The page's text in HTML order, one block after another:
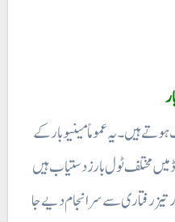
ہیں۔ یہ عموماً مینیو بار کے
مختلف ٹول بارز دستیاب ہیں
رفتاری سے سرانجام دیے جا